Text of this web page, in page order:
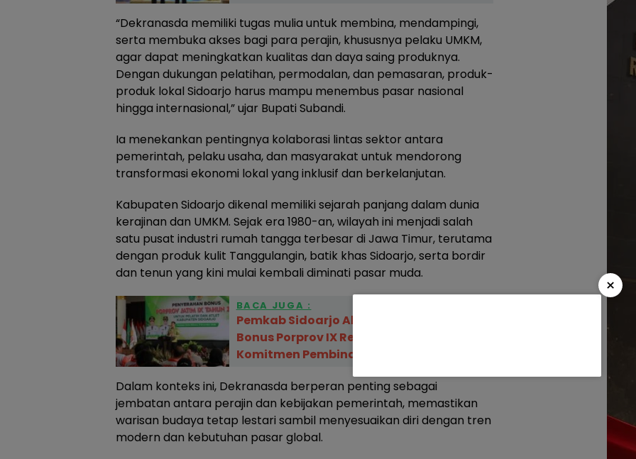
“Dekranasda memiliki tugas mulia untuk membina, mendampingi,
serta membuka akses bagi para perajin, khususnya pelaku UMKM,
agar dapat meningkatkan kualitas dan daya saing produknya.
Dengan dukungan pelatihan, permodalan, dan pemasaran, produk-
produk lokal Sidoarjo harus mampu menembus pasar nasional
hingga internasional,” ujar Bupati Subandi.
Ia menekankan pentingnya kolaborasi lintas sektor antara
pemerintah, pelaku usaha, dan masyarakat untuk mendorong
transformasi ekonomi lokal yang inklusif dan berkelanjutan.
Kabupaten Sidoarjo dikenal memiliki sejarah panjang dalam dunia
kerajinan dan UMKM. Sejak era 1980-an, wilayah ini menjadi salah
satu pusat industri rumah tangga terbesar di Jawa Timur, terutama
dengan produk kulit Tanggulangin, batik khas Sidoarjo, serta bordir
dan tenun yang kini mulai kembali diminati pasar muda.
BACA JUGA :
Pemkab Sidoarjo All Out Dukung Atlet,
Bonus Porprov IX Resmi Diserahkan,
Komitmen Pembinaan Kian Menguat
Dalam konteks ini, Dekranasda berperan penting sebagai
jembatan antara perajin dan kebijakan pemerintah, memastikan
warisan budaya tetap lestari sambil menyesuaikan diri dengan tren
modern dan kebutuhan pasar global.
×